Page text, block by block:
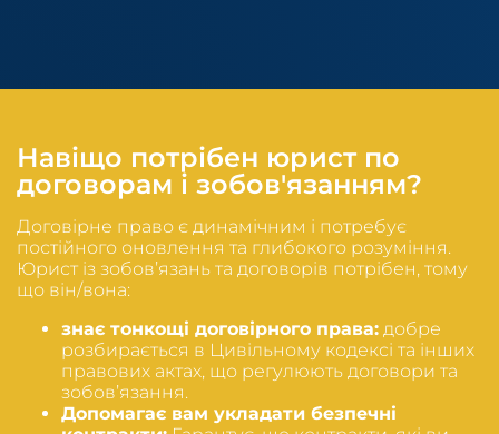
Навіщо потрібен юрист по
договорам і зобов'язанням?
Договірне право є динамічним і потребує
постійного оновлення та глибокого розуміння.
Юрист із зобов’язань та договорів потрібен, тому
що він/вона:
знає тонкощі договірного права: добре
розбирається в Цивільному кодексі та інших
правових актах, що регулюють договори та
зобов’язання.
Допомагає вам укладати безпечні